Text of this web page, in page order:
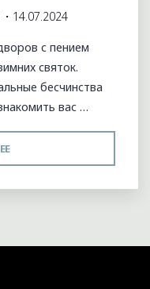
14.07.2024
с пением
святок.
бесчинства
вас …
ФИЛИППОВСКОГО
ЗАГОВЕНЬЯ